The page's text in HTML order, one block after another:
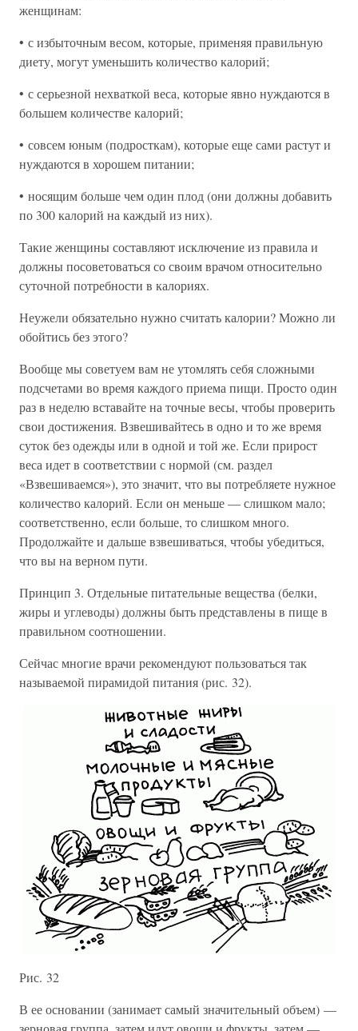
женщинам:
• с избыточным весом, которые, применяя правильную
диету, могут уменьшить количество калорий;
• с серьезной нехваткой веса, которые явно нуждаются в
большем количестве калорий;
• совсем юным (подросткам), которые еще сами растут и
нуждаются в хорошем питании;
• носящим больше чем один плод (они должны добавить
по 300 калорий на каждый из них).
Такие женщины составляют исключение из правила и
должны посоветоваться со своим врачом относительно
суточной потребности в калориях.
Неужели обязательно нужно считать калории? Можно ли
обойтись без этого?
Вообще мы советуем вам не утомлять себя сложными
подсчетами во время каждого приема пищи. Просто один
раз в неделю вставайте на точные весы, чтобы проверить
свои достижения. Взвешивайтесь в одно и то же время
суток без одежды или в одной и той же. Если прирост
веса идет в соответствии с нормой (см. раздел
«Взвешиваемся»), это значит, что вы потребляете нужное
количество калорий. Если он меньше — слишком мало;
соответственно, если больше, то слишком много.
Продолжайте и дальше взвешиваться, чтобы убедиться,
что вы на верном пути.
Принцип 3. Отдельные питательные вещества (белки,
жиры и углеводы) должны быть представлены в пище в
правильном соотношении.
Сейчас многие врачи рекомендуют пользоваться так
называемой пирамидой питания (рис. 32).
Рис. 32
В ее основании (занимает самый значительный объем) —